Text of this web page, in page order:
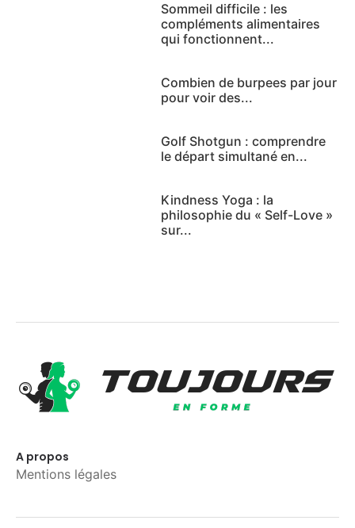
Sommeil difficile : les
compléments alimentaires
qui fonctionnent...
Combien de burpees par jour
pour voir des...
Golf Shotgun : comprendre
le départ simultané en...
Kindness Yoga : la
philosophie du « Self-Love »
sur...
A propos
Mentions légales